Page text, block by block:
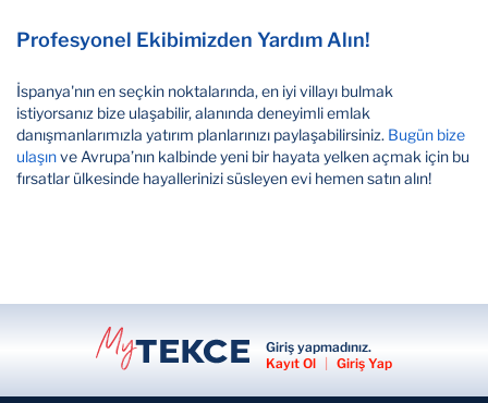
Profesyonel Ekibimizden Yardım Alın!
İspanya'nın en seçkin noktalarında, en iyi villayı bulmak
istiyorsanız bize ulaşabilir, alanında deneyimli emlak
danışmanlarımızla yatırım planlarınızı paylaşabilirsiniz. Bugün bize
ulaşınve Avrupa’nın kalbinde yeni bir hayata yelken açmak için bu
fırsatlar ülkesinde hayallerinizi süsleyen evi hemen satın alın!
Giriş yapmadınız.
Kayıt Ol | Giriş Yap